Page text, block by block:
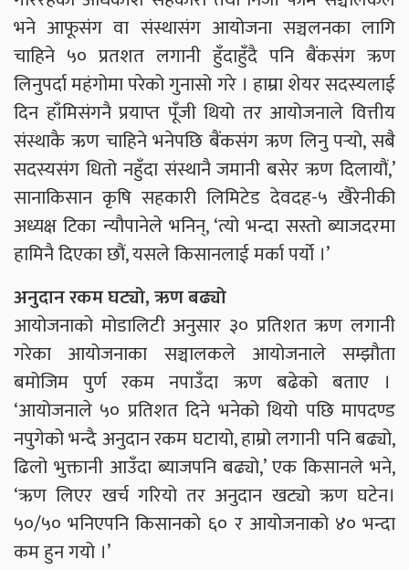
भने आफूसंग वा संस्थासंग आयोजना सञ्चलनका लागि
चाहिने ५० प्रतशत लगानी हुँदाहुँदै पनि बैंकसंग ऋण
लिनुपर्दा महंगोमा परेको गुनासो गरे । हाम्रा शेयर सदस्यलाई
दिन हाँमिसंगनै प्रयाप्त पूँजी थियो तर आयोजनाले वित्तीय
संस्थाकै ऋण चाहिने भनेपछि बैंकसंग ऋण लिनु पर्‍यो, सबै
सदस्यसंग धितो नहुँदा संस्थानै जमानी बसेर ऋण दिलायौं,’
सानाकिसान कृषि सहकारी लिमिटेड देवदह-५ खैरेनीकी
अध्यक्ष टिका न्यौपानेले भनिन्, ‘त्यो भन्दा सस्तो ब्याजदरमा
हामिनै दिएका छौं, यसले किसानलाई मर्का पर्यो ।’
अनुदान रकम घट्यो, ऋण बढ्यो
आयोजनाको मोडालिटी अनुसार ३० प्रतिशत ऋण लगानी
गरेका आयोजनाका सञ्चालकले आयोजनाले सम्झौता
बमोजिम पुर्ण रकम नपाउँदा ऋण बढेको बताए ।
‘आयोजनाले ५० प्रतिशत दिने भनेको थियो पछि मापदण्ड
नपुगेको भन्दै अनुदान रकम घटायो, हाम्रो लगानी पनि बढ्यो,
ढिलो भुक्तानी आउँदा ब्याजपनि बढ्यो,’ एक किसानले भने,
‘ऋण लिएर खर्च गरियो तर अनुदान खट्यो ऋण घटेन।
५०/५० भनिएपनि किसानको ६० र आयोजनाको ४० भन्दा
कम हुन गयो ।’